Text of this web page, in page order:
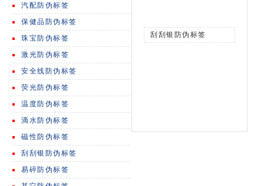
汽配防伪标签
保健品防伪标签
珠宝防伪标签
激光防伪标签
安全线防伪标签
荧光防伪标签
温度防伪标签
滴水防伪标签
磁性防伪标签
刮刮银防伪标签
易碎防伪标签
刮刮银防伪标签